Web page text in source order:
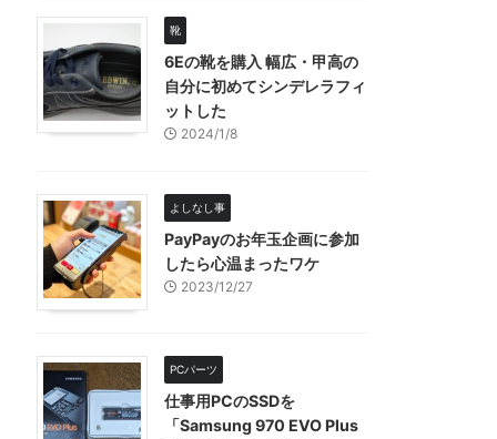
靴
6Eの靴を購入 幅広・甲高の
自分に初めてシンデレラフィ
ットした
2024/1/8
よしなし事
PayPayのお年玉企画に参加
したら心温まったワケ
2023/12/27
PCパーツ
仕事用PCのSSDを
「Samsung 970 EVO Plus